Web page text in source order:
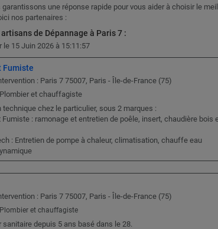
garantissons une réponse rapide pour vous aider à choisir le
nos partenaires :
de Dépannage à Paris 7 :
le 15 Juin 2026 à 15:11:57
Fumiste
: Paris 7 75007, Paris - Île-de-France (75)
Plombier et chauffagiste
technique chez le particulier, sous 2 marques :
Fumiste : ramonage et entretien de poêle, insert, chaudière bois
: Entretien de pompe à chaleur, climatisation, chauffe eau
: Paris 7 75007, Paris - Île-de-France (75)
et chauffagiste
sanitaire depuis 5 ans basé dans le 28.